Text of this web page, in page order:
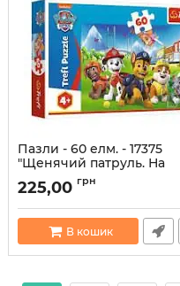
Пазли - 60 елм. - 17375
"Щенячий патруль. На
галявині" Trefl
Артикул: 5900511173758
225,00 грн
В кошик